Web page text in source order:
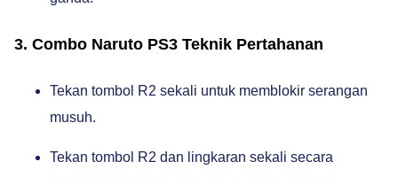
3. Combo Naruto PS3 Teknik Pertahanan
Tekan tombol R2 sekali untuk memblokir serangan
musuh.
Tekan tombol R2 dan lingkaran sekali secara